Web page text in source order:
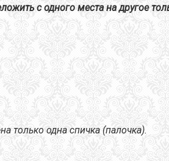
с одного места на другое
только одна спичка (палочка).